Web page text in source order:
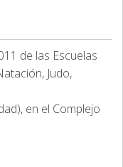
de las Escuelas
Judo,
en el Complejo